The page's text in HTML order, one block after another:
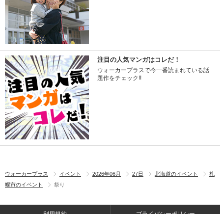
注目の人気マンガはコレだ！
ウォーカープラスで今一番読まれている話
題作をチェック!!
ウォーカープラス イベント 2026年06月 27日 北海道のイベント
札
幌市のイベント
祭り